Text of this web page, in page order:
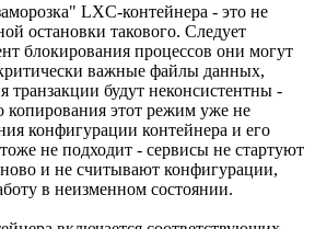
LXC-контейнера - это не
остановки такового. Следует
блокирования процессов они могут
важные файлы данных,
транзакции будут неконсистентны -
копирования этот режим уже не
конфигурации контейнера и его
не подходит - сервисы не стартуют
и не считывают конфигурации,
в неизменном состоянии.